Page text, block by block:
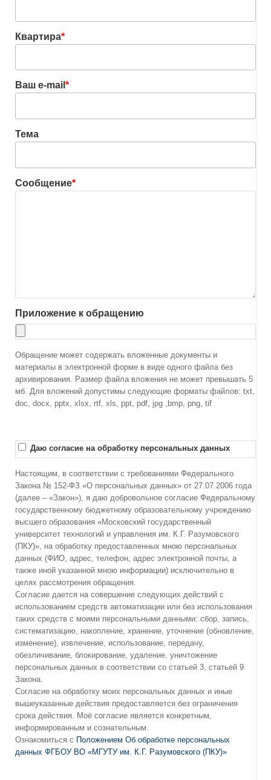
Квартира*
Ваш e-mail *
Тема
Сообщение*
Приложение к обращению
Обращение может содержать вложенные документы и
материалы в электронной форме в виде одного файла без
архивирования. Размер файла вложения не может превышать 5
мб. Для вложений допустимы следующие форматы файлов: txt,
doc, docx, pptx, xlsx, rtf, xls, ppt, pdf, jpg ,bmp, png, tif
Даю согласие на обработку персональных данных
Настоящим, в соответствии с требованиями Федерального
Закона № 152-ФЗ «О персональных данных» от 27.07.2006 года
(далее – «Закон»), я даю добровольное согласие Федеральному
государственному бюджетному образовательному учреждению
высшего образования «Московский государственный
университет технологий и управления им. К.Г. Разумовского
(ПКУ)», на обработку предоставленных мною персональных
данных (ФИО, адрес, телефон, адрес электронной почты, а
также иной указанной мною информации) исключительно в
целях рассмотрения обращения.
Согласие дается на совершение следующих действий с
использованием средств автоматизации или без использования
таких средств с моими персональными данными: сбор, запись,
систематизацию, накопление, хранение, уточнение (обновление,
изменение), извлечение, использование, передачу,
обезличивание, блокирование, удаление, уничтожение
персональных данных в соответствии со статьей 3, статьей 9
Закона.
Согласие на обработку моих персональных данных и иные
вышеуказанные действия предоставляется без ограничения
срока действия. Моё согласие является конкретным,
информированным и сознательным.
Ознакомиться с Положением Об обработке персональных
данных ФГБОУ ВО «МГУТУ им. К.Г. Разумовского (ПКУ)»